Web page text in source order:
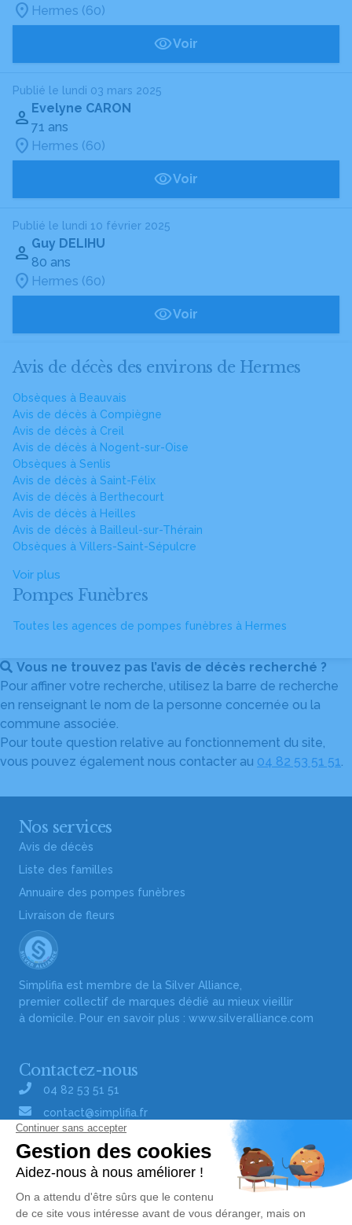
Hermes (60)
Voir
Publié le lundi 03 mars 2025
Evelyne CARON
71 ans
Hermes (60)
Voir
Publié le lundi 10 février 2025
Guy DELIHU
80 ans
Hermes (60)
Voir
Avis de décès des environs de Hermes
Obsèques à Beauvais
Avis de décès à Compiègne
Avis de décès à Creil
Avis de décès à Nogent-sur-Oise
Obsèques à Senlis
Avis de décès à Saint-Félix
Avis de décès à Berthecourt
Avis de décès à Heilles
Avis de décès à Bailleul-sur-Thérain
Obsèques à Villers-Saint-Sépulcre
Voir plus
Pompes Funèbres
Toutes les agences de pompes funèbres à Hermes
Vous ne trouvez pas l’avis de décès recherché ?
Pour affiner votre recherche, utilisez la barre de recherche
en renseignant le nom de la personne concernée ou la
commune associée.
Pour toute question relative au fonctionnement du site,
vous pouvez également nous contacter au 04 82 53 51 51.
Nos services
Avis de décès
Liste des familles
Annuaire des pompes funèbres
Livraison de fleurs
Simplifia est membre de la Silver Alliance,
premier collectif de marques dédié au mieux vieillir
à domicile. Pour en savoir plus : www.silveralliance.com
Contactez-nous
04 82 53 51 51
contact@simplifia.fr
Réseaux sociaux